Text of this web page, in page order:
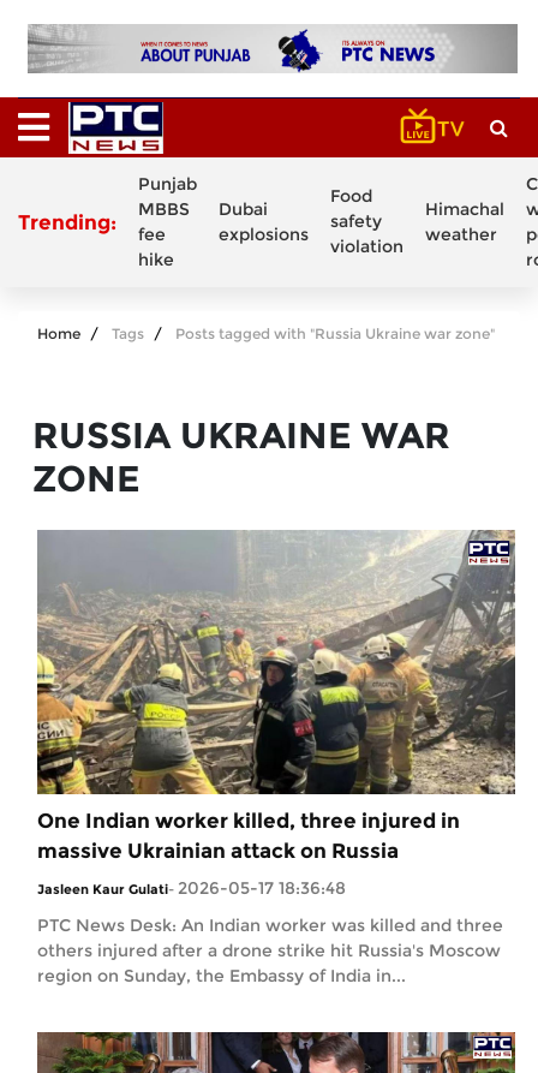
Trending:
Punjab
MBBS
fee
hike
Dubai
explosions
Food
safety
violation
Himachal
weather
Home Tags Posts tagged with "Russia Ukraine war zone"
RUSSIA UKRAINE WAR
ZONE
One Indian worker killed, three injured in
massive Ukrainian attack on Russia
Jasleen Kaur Gulati- 2026-05-17 18:36:48
PTC News Desk: An Indian worker was killed and three
others injured after a drone strike hit Russia's Moscow
region on Sunday, the Embassy of India in...